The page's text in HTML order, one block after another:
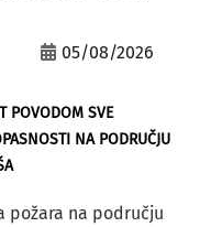
05/08/2026
POVODOM SVE
NA PODRUČJU
požara na području